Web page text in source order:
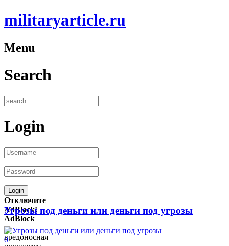
militaryarticle.ru
Menu
Search
Login
Отключите
AdBlock!
AdBlock
—
вредоносная
Угрозы под деньги или деньги под угрозы
0